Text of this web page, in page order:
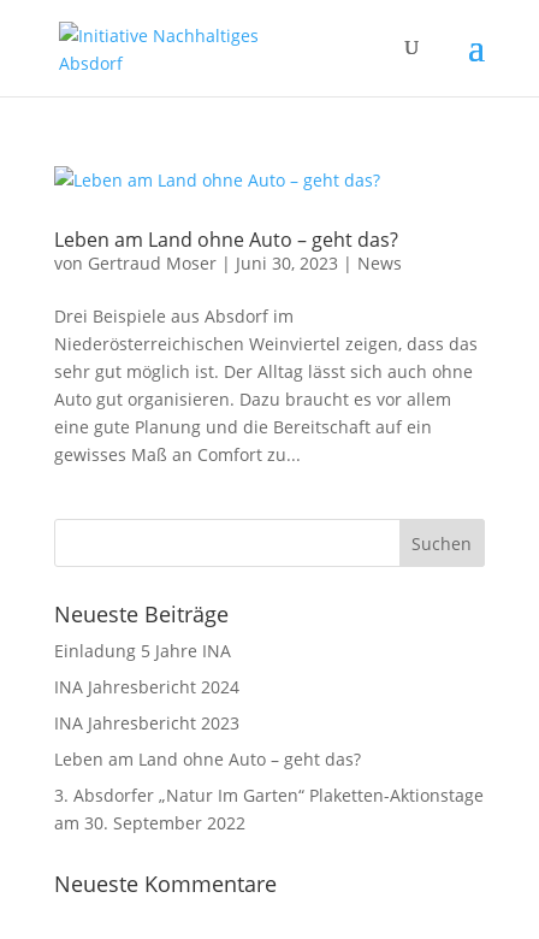
Leben am Land ohne Auto – geht das?
von Gertraud Moser| Juni 30, 2023 | News
Drei Beispiele aus Absdorf im
Niederösterreichischen Weinviertel zeigen, dass das
sehr gut möglich ist. Der Alltag lässt sich auch ohne
Auto gut organisieren. Dazu braucht es vor allem
eine gute Planung und die Bereitschaft auf ein
gewisses Maß an Comfort zu...
Neueste Beiträge
Einladung 5 Jahre INA
INA Jahresbericht 2024
INA Jahresbericht 2023
Leben am Land ohne Auto – geht das?
3. Absdorfer „Natur Im Garten“ Plaketten-Aktionstage
am 30. September 2022
Neueste Kommentare